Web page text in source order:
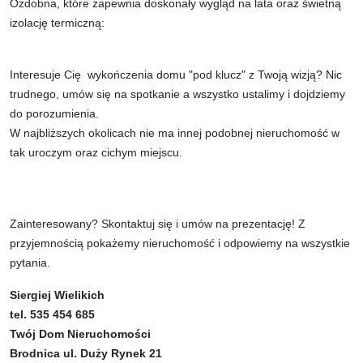
Ozdobna, które zapewnia doskonały wygląd na lata oraz świetną
izolację termiczną:
Interesuje Cię wykończenia domu "pod klucz" z Twoją wizją? Nic
trudnego, umów się na spotkanie a wszystko ustalimy i dojdziemy
do porozumienia.
W najbliższych okolicach nie ma innej podobnej nieruchomość w
tak uroczym oraz cichym miejscu.
Zainteresowany? Skontaktuj się i umów na prezentację! Z
przyjemnością pokażemy nieruchomość i odpowiemy na wszystkie
pytania.
Siergiej Wielikich
tel. 535 454 685
Twój Dom Nieruchomości
Brodnica ul. Duży Rynek 21